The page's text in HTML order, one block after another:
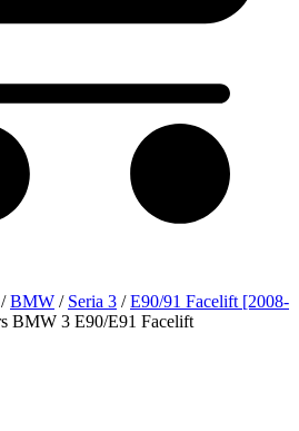
/BMW / Seria 3 /E90/91 Facelift [2008-
BMW 3 E90/E91 Facelift